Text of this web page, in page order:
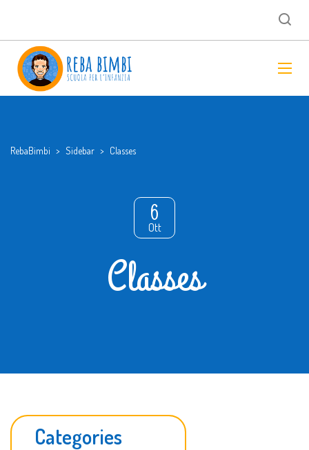
RebaBimbi > Sidebar > Classes
6
Ott
Classes
Categories